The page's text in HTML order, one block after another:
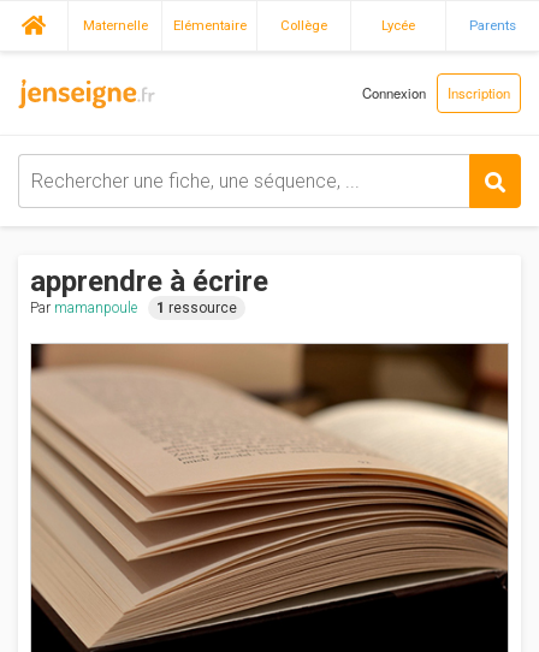
Maternelle Elémentaire Collège Lycée Parents
Connexion Inscription
apprendre à écrire
Par mamanpoule 1 ressource